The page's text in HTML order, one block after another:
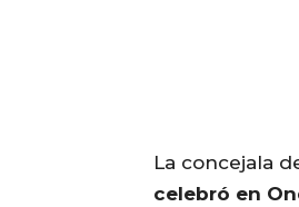
La concejala
celebró en